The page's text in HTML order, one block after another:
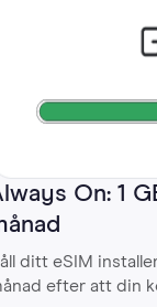
On: 1
ditt eSIM
efter att din